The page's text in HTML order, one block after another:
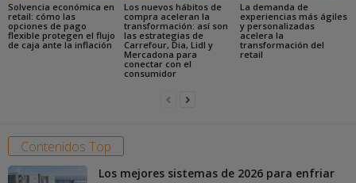
Solvencia económica en
retail: cómo las
opciones de pago
flexible protegen el flujo
de caja ante la inflación
Los nuevos hábitos de
compra aceleran la
transformación: así son
las estrategias de
Carrefour, Dia, Lidl y
Mercadona para
conectar con el
consumidor
La demanda de
experiencias más ágiles
y personalizadas
acelera la
transformación del
retail
Contenidos Top
Los mejores sistemas de 2026 para enfriar